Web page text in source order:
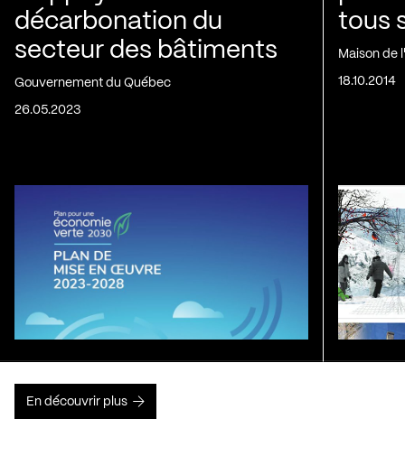
décarbonation du
secteur des bâtiments
Gouvernement du Québec
26.05.2023
tous
Maison de
18.10.2014
En découvrir plus